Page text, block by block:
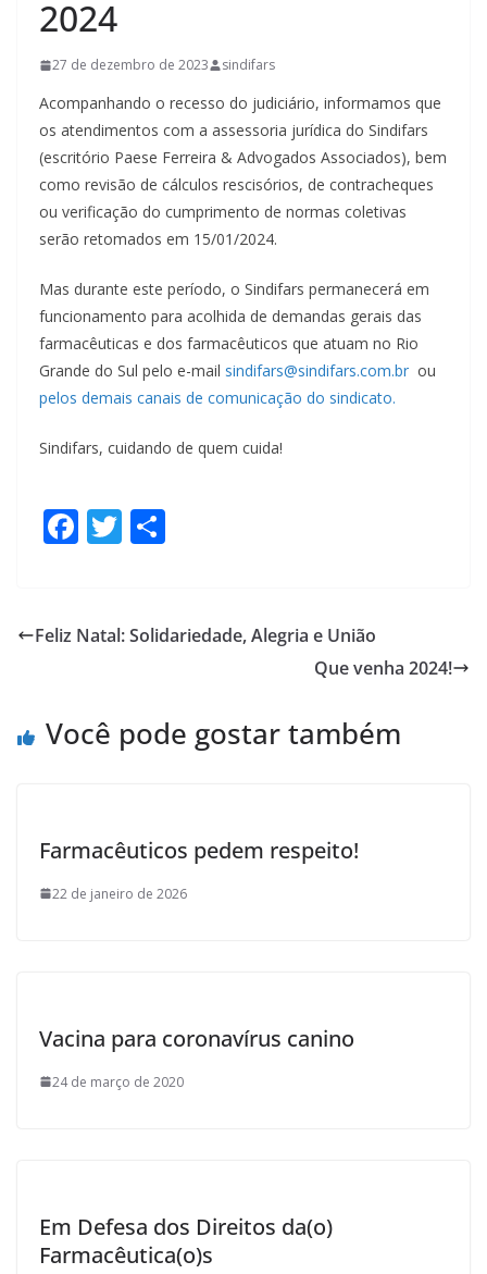
2024
27 de dezembro de 2023 sindifars
Acompanhando o recesso do judiciário, informamos que
os atendimentos com a assessoria jurídica do Sindifars
(escritório Paese Ferreira & Advogados Associados), bem
como revisão de cálculos rescisórios, de contracheques
ou verificação do cumprimento de normas coletivas
serão retomados em 15/01/2024.
Mas durante este período, o Sindifars permanecerá em
funcionamento para acolhida de demandas gerais das
farmacêuticas e dos farmacêuticos que atuam no Rio
Grande do Sul pelo e-mail sindifars@sindifars.com.br ou
pelos demais canais de comunicação do sindicato.
Sindifars, cuidando de quem cuida!
F
b
k
T
er e
Feliz Natal: Solidariedade, Alegria e União
Que venha 2024!
Você pode gostar também
Farmacêuticos pedem respeito!
22 de janeiro de 2026
Vacina para coronavírus canino
24 de março de 2020
Em Defesa dos Direitos da(o)
Farmacêutica(o)s